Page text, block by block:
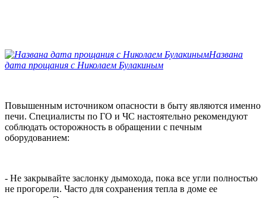
Названа
дата прощания с Николаем Булакиным
Повышенным источником опасности в быту являются именно
печи. Специалисты по ГО и ЧС настоятельно рекомендуют
соблюдать осторожность в обращении с печным
оборудованием:
- Не закрывайте заслонку дымохода, пока все угли полностью
не прогорели. Часто для сохранения тепла в доме ее